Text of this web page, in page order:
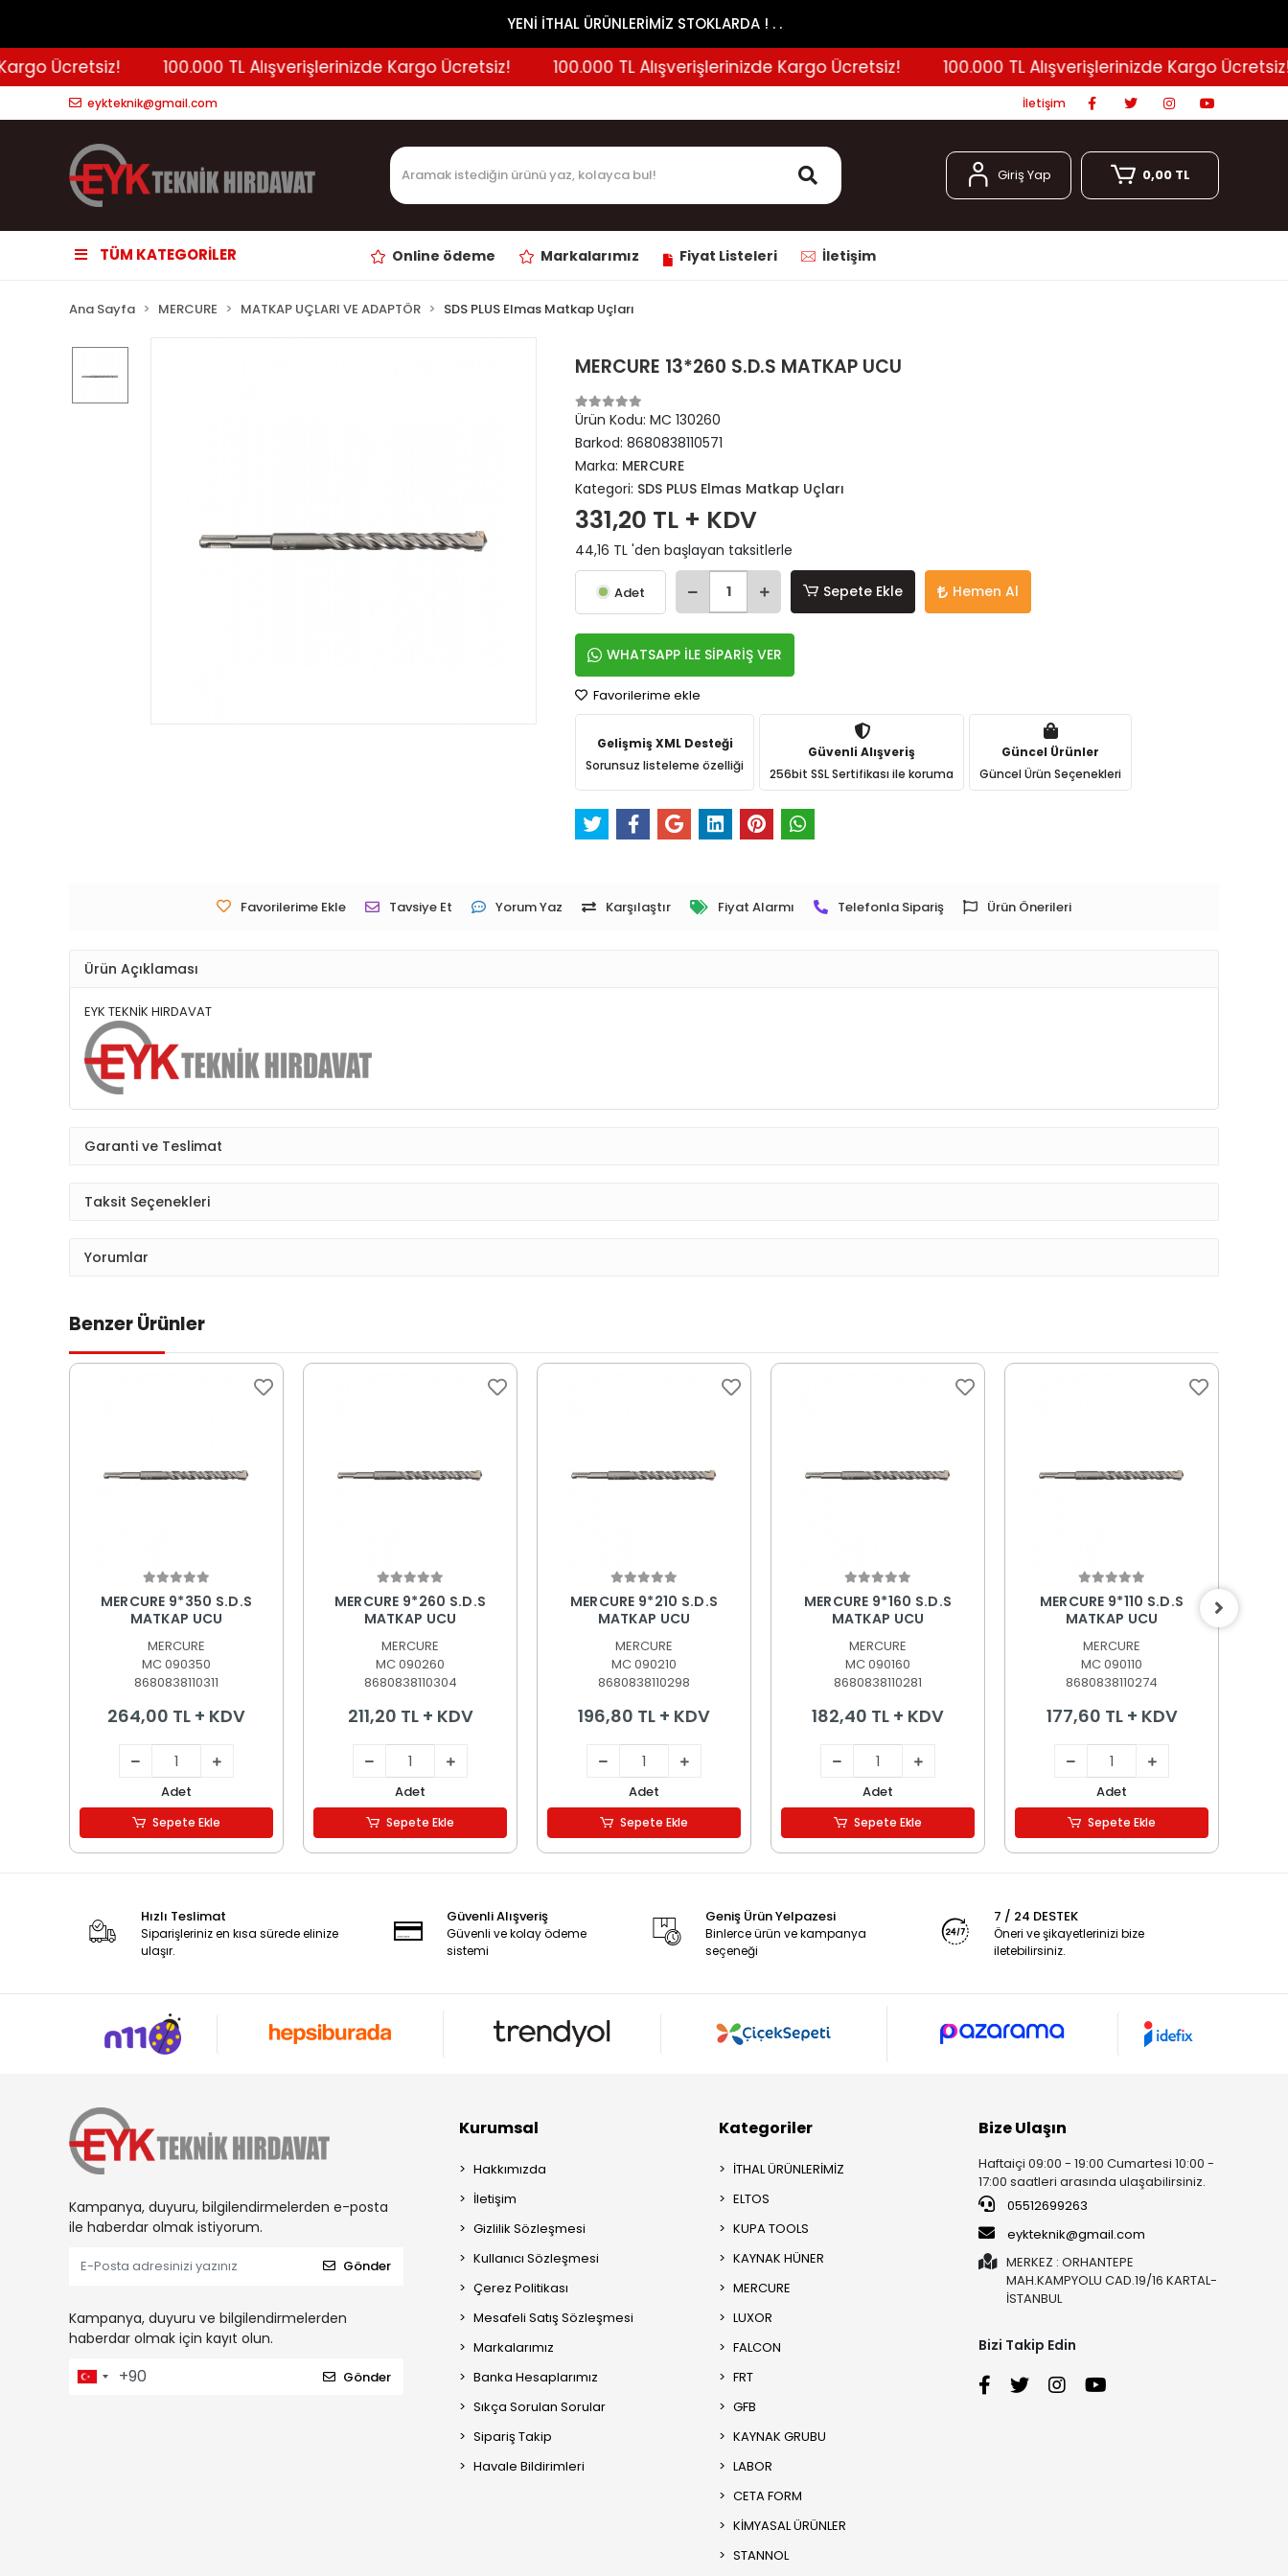
YENİ İTHAL ÜRÜNLERİMİZ STOKLARDA ! . .
Ücretsiz! 100.000 TL Alışverişlerinizde Kargo Ücretsiz! 100.000 TL Alışverişlerinizde Kargo Ücretsiz! 100.000 TL Alışverişlerinizde Kargo Ücretsiz!
eykteknik@gmail.com İletişim
Giriş Yap 0,00 TL
TÜM KATEGORİLER Online ödeme Markalarımız Fiyat Listeleri İletişim
Ana Sayfa MERCURE MATKAP UÇLARI VE ADAPTÖR SDS PLUS Elmas Matkap Uçları
MERCURE 13*260 S.D.S MATKAP UCU
Ürün Kodu:MC 130260
Barkod:8680838110571
Marka: MERCURE
Kategori: SDS PLUS Elmas Matkap Uçları
331,20 TL + KDV
44,16 TL 'den başlayan taksitlerle
Adet Sepete Ekle Hemen Al
WHATSAPP İLE SİPARİŞ VER
Favorilerime ekle
Gelişmiş XML Desteği
Sorunsuz listeleme özelliği
Güvenli Alışveriş
256bit SSL Sertifikası ile koruma
Güncel Ürünler
Güncel Ürün Seçenekleri
Favorilerime Ekle Tavsiye Et Yorum Yaz Karşılaştır Fiyat Alarmı Telefonla Sipariş Ürün Önerileri
Ürün Açıklaması
EYK TEKNİK HIRDAVAT
Garanti ve Teslimat
Taksit Seçenekleri
Yorumlar
Benzer Ürünler
MERCURE 9*350 S.D.S
MATKAP UCU
MERCURE
MC 090350
8680838110311
264,00 TL + KDV
Adet
Sepete Ekle
MERCURE 9*260 S.D.S
MATKAP UCU
MERCURE
MC 090260
8680838110304
211,20 TL + KDV
Adet
Sepete Ekle
MERCURE 9*210 S.D.S
MATKAP UCU
MERCURE
MC 090210
8680838110298
196,80 TL + KDV
Adet
Sepete Ekle
MERCURE 9*160 S.D.S
MATKAP UCU
MERCURE
MC 090160
8680838110281
182,40 TL + KDV
Adet
Sepete Ekle
MERCURE 9*110 S.D.S
MATKAP UCU
MERCURE
MC 090110
8680838110274
177,60 TL + KDV
Adet
Sepete Ekle
Hızlı Teslimat
Siparişleriniz en kısa sürede elinize
ulaşır.
Güvenli Alışveriş
Güvenli ve kolay ödeme
sistemi
Geniş Ürün Yelpazesi
Binlerce ürün ve kampanya
seçeneği
7 / 24 DESTEK
Öneri ve şikayetlerinizi bize
iletebilirsiniz.
Kampanya, duyuru, bilgilendirmelerden e-posta
ile haberdar olmak istiyorum.
Gönder
Kampanya, duyuru ve bilgilendirmelerden
haberdar olmak için kayıt olun.
Gönder
Kurumsal
Hakkımızda
İletişim
Gizlilik Sözleşmesi
Kullanıcı Sözleşmesi
Çerez Politikası
Mesafeli Satış Sözleşmesi
Markalarımız
Banka Hesaplarımız
Sıkça Sorulan Sorular
Sipariş Takip
Havale Bildirimleri
Kategoriler
İTHAL ÜRÜNLERİMİZ
ELTOS
KUPA TOOLS
KAYNAK HÜNER
MERCURE
LUXOR
FALCON
FRT
GFB
KAYNAK GRUBU
LABOR
CETA FORM
KİMYASAL ÜRÜNLER
STANNOL
Bize Ulaşın
Haftaiçi 09:00 - 19:00 Cumartesi 10:00 -
17:00 saatleri arasında ulaşabilirsiniz.
05512699263
eykteknik@gmail.com
MERKEZ : ORHANTEPE
MAH.KAMPYOLU CAD.19/16 KARTAL-
İSTANBUL
Bizi Takip Edin